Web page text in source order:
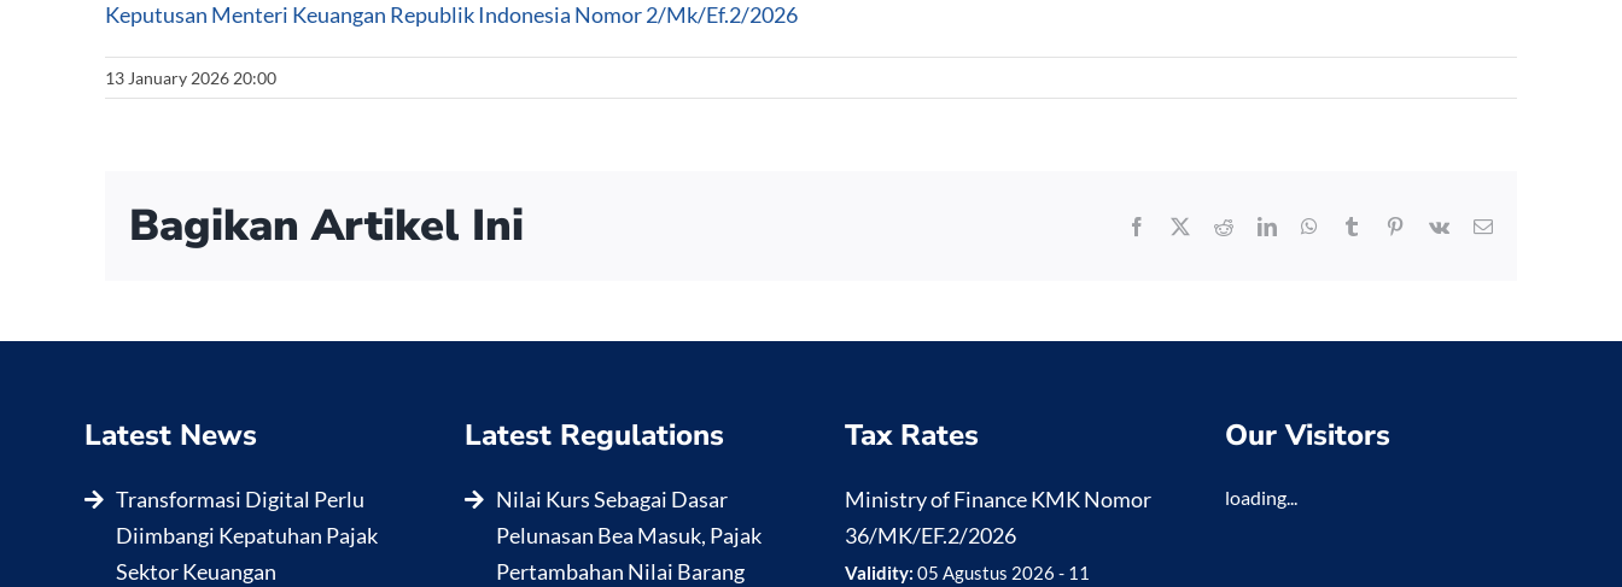
Keputusan Menteri Keuangan Republik Indonesia Nomor 2/Mk/Ef.2/2026
13 January 2026 20:00
Bagikan Artikel Ini Facebook RedditLinkedInWhatsApp
Tumblr Pinterest
Vk Email
Latest News
Transformasi Digital Perlu
Diimbangi Kepatuhan Pajak
Sektor Keuangan
Latest Regulations
Nilai Kurs Sebagai Dasar
Pelunasan Bea Masuk, Pajak
Pertambahan Nilai Barang
Tax Rates
Ministry of Finance KMK Nomor
36/MK/EF.2/2026
Validity: 05 Agustus 2026 - 11
Our Visitors
loading...